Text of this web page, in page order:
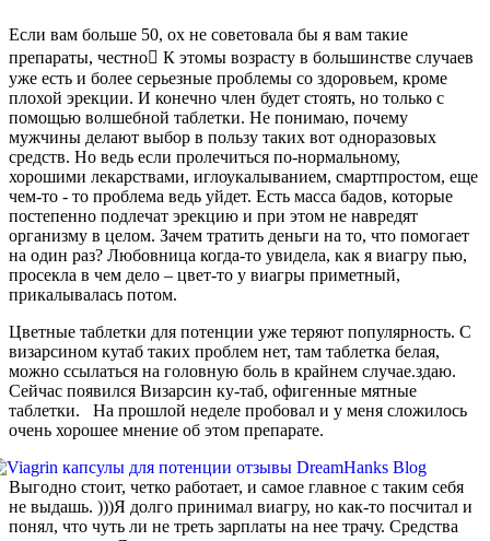
Если вам больше 50, ох не советовала бы я вам такие
препараты, честно К этомы возрасту в большинстве случаев
уже есть и более серьезные проблемы со здоровьем, кроме
плохой эрекции. И конечно член будет стоять, но только с
помощью волшебной таблетки. Не понимаю, почему
мужчины делают выбор в пользу таких вот одноразовых
средств. Но ведь если пролечиться по-нормальному,
хорошими лекарствами, иглоукалыванием, смартпростом, еще
чем-то - то проблема ведь уйдет. Есть масса бадов, которые
постепенно подлечат эрекцию и при этом не навредят
организму в целом. Зачем тратить деньги на то, что помогает
на один раз? Любовница когда-то увидела, как я виагру пью,
просекла в чем дело – цвет-то у виагры приметный,
прикалывалась потом.
Цветные таблетки для потенции уже теряют популярность. С
визарсином кутаб таких проблем нет, там таблетка белая,
можно ссылаться на головную боль в крайнем случае.здаю.
Сейчас появился Визарсин ку-таб, офигенные мятные
таблетки. На прошлой неделе пробовал и у меня сложилось
очень хорошее мнение об этом препарате.
Выгодно стоит, четко работает, и самое главное с таким себя
не выдашь. )))Я долго принимал виагру, но как-то посчитал и
понял, что чуть ли не треть зарплаты на нее трачу. Средства